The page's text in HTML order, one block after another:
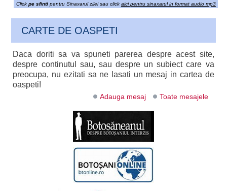
Click pe sfintipentru Sinaxarul zilei sau click aici pentru sinaxarul in format audio mp3
CARTE DE OASPETI
Daca doriti sa va spuneti parerea despre acest site,
despre continutul sau, sau despre un subiect care va
preocupa, nu ezitati sa ne lasati un mesaj in cartea de
oaspeti!
Adauga mesaj Toate mesajele